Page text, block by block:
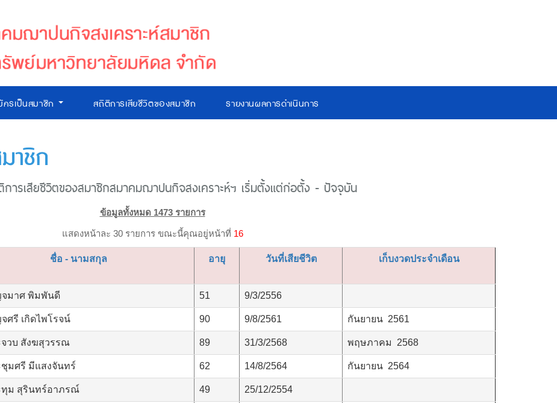
ครเป็นสมาชิก สถิติการเสียชีวิตของสมาชิก รายงานผลการดำเนินการ
าชิก
การเสียชีวิตของสมาชิกสมาคมฌาปนกิจสงเคราะห์ฯ เริ่มตั้งแต่ก่อตั้ง - ปัจจุบัน
ข้อมูลทั้งหมด 1473 รายการ
แสดงหน้าละ 30 รายการ ขณะนี้คุณอยู่หน้าที่ 16
ชื่อ - นามสกุล อายุ วันที่เสียชีวิต เก็บงวดประจำเดือน
จมาศ พิมพันดี 51 9/3/2556
ศรี เกิดไพโรจน์ 90 9/8/2561 กันยายน 2561
จวบ สังฆสุวรรณ 89 31/3/2568 พฤษภาคม 2568
ชุมศรี มีแสงจันทร์ 62 14/8/2564 กันยายน 2564
ทุม สุรินทร์อาภรณ์ 49 25/12/2554